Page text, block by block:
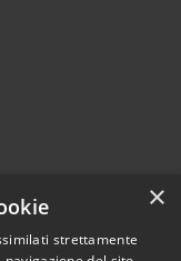
×
strettamente